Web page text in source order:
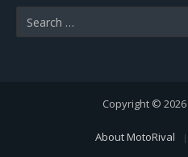
Copyright © 2026
About MotoRival